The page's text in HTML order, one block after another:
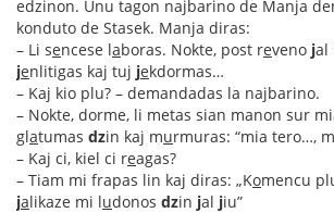
edzinon. Unu tagon najbarino de Manja
konduto de Stasek. Manja diras:
– Li sencese laboras. Nokte, post reveno jal
jenlitigas kaj tuj jekdormas…
– Kaj kio plu? – demandadas la najbarino.
– Nokte, dorme, li metas sian manon sur
glatumas dzin kaj murmuras: “mia tero…,
– Kaj ci, kiel ci reagas?
– Tiam mi frapas lin kaj diras: „Komencu
jalikaze mi ludonos dzin jal jiu”